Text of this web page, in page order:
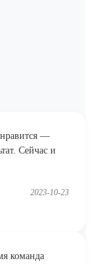
—
Сейчас и
2023-10-23
команда